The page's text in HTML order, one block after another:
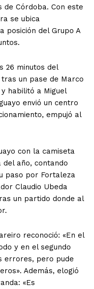
Córdoba. Con este
se ubica
posición del Grupo A
26 minutos del
un pase de Marco
habilitó a Miguel
envió un centro
empujó al
con la camiseta
del año, contando
paso por Fortaleza
Claudio Ubeda
un partido donde al
reconoció: «En el
y en el segundo
errores, pero pude
Además, elogió
«Es